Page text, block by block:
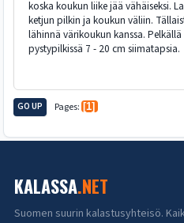
koska koukun liike jää vähäiseksi.
ketjun pilkin ja koukun väliin.
lähinnä värikoukun kanssa.
pystypilkissä 7 - 20 cm siimatapsia.
GO UP Pages 1
KALASSA.NET
Suomen suurin kalastusyhteisö.